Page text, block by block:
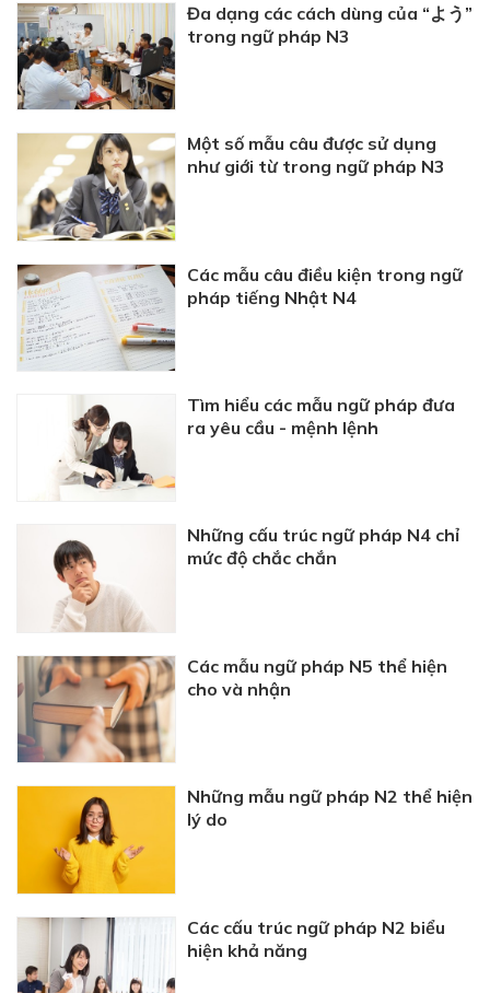
Đa dạng các cách dùng của “よう”
trong ngữ pháp N3
Một số mẫu câu được sử dụng
như giới từ trong ngữ pháp N3
Các mẫu câu điều kiện trong ngữ
pháp tiếng Nhật N4
Tìm hiểu các mẫu ngữ pháp đưa
ra yêu cầu - mệnh lệnh
Những cấu trúc ngữ pháp N4 chỉ
mức độ chắc chắn
Các mẫu ngữ pháp N5 thể hiện
cho và nhận
Những mẫu ngữ pháp N2 thể hiện
lý do
Các cấu trúc ngữ pháp N2 biểu
hiện khả năng